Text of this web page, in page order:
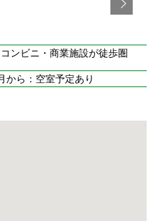
ンビニ・商業施設が徒歩圏
ら：空室予定あり